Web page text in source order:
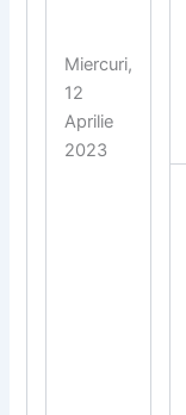
Miercuri,
12
Aprilie
2023